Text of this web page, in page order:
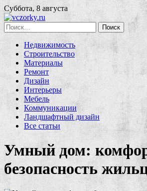
Суббота, 8 августа
Найти:
Недвижимость
Строительство
Материалы
Ремонт
Дизайн
Интерьеры
Мебель
Коммуникации
Ландшафтный дизайн
Все статьи
Умный дом:
безопасность